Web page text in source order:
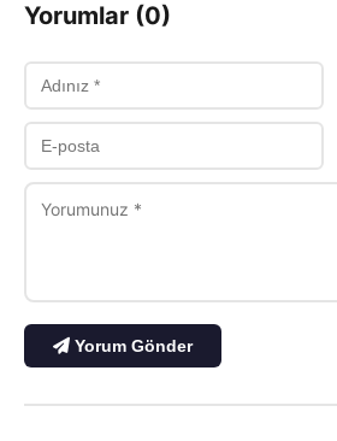
Yorumlar (0)
Yorum Gönder